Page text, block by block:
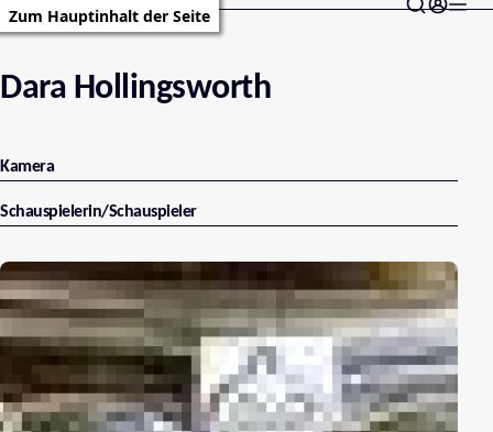
Zum Hauptinhalt der Seite
Dara Hollingsworth
Kamera
Schauspielerin/Schauspieler